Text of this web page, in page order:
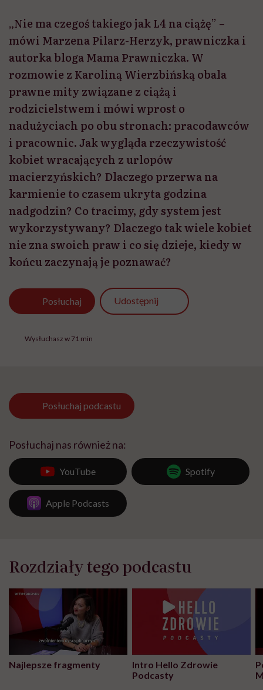
„Nie ma czegoś takiego jak L4 na ciążę” –
mówi Marzena Pilarz-Herzyk, prawniczka i
autorka bloga Mama Prawniczka. W
rozmowie z Karoliną Wierzbińską obala
prawne mity związane z ciążą i
rodzicielstwem i mówi wprost o
nadużyciach po obu stronach: pracodawców
i pracownic. Jak wygląda rzeczywistość
kobiet wracających z urlopów
macierzyńskich? Dlaczego przerwa na
karmienie to czasem ukryta godzina
nadgodzin? Co tracimy, gdy system jest
wykorzystywany? Dlaczego tak wiele kobiet
nie zna swoich praw i co się dzieje, kiedy w
końcu zaczynają je poznawać?
Posłuchaj Udostępnij
Wysłuchasz w 71 min
Posłuchaj podcastu
Posłuchaj nas również na:
YouTube Spotify
Apple Podcasts
Rozdziały tego podcastu
Najlepsze fragmenty
Intro Hello Zdrowie
Podcasty